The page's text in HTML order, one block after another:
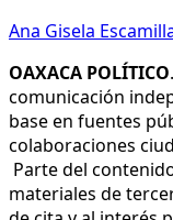
Ana Gisela
OAXACA POLÍTICO
comunicación
base en fuentes
colaboraciones
Parte del
materiales de